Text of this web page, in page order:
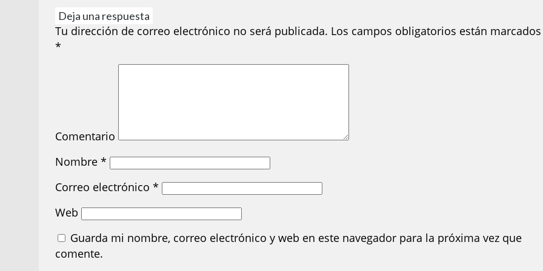
Deja una respuesta
Tu dirección de correo electrónico no será publicada. Los campos obligatorios están
*
Comentario
Nombre*
Correo electrónico*
Web
Guarda mi nombre, correo electrónico y web en este navegador para la próxima vez que
comente.